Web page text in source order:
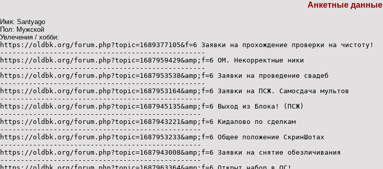
Анкетные данные
Имя: Santyago
Пол: Мужской
Увлечения / хобби:
https://oldbk.org/forum.php?topic=1689377105&f=6 Заявки на прохождение проверки на чистоту!
--------------------------------------------------
https://oldbk.org/forum.php?topic=1687959429&amp;f=6 ОМ. Некорректные ники
--------------------------------------------------
https://oldbk.org/forum.php?topic=1687953538&amp;f=6 Заявки на проведение свадеб
--------------------------------------------------
https://oldbk.org/forum.php?topic=1687953164&amp;f=6 Заявки на ПСЖ. Самосдача мультов
-------------------------------------------------
https://oldbk.org/forum.php?topic=1687945135&amp;f=6 Выход из Блока! (ПСЖ)
-------------------------------------------------
https://oldbk.org/forum.php?topic=1687943221&amp;f=6 Кидалово по сделкам
-------------------------------------------------
https://oldbk.org/forum.php?topic=1687953233&amp;f=6 Общее положение СкринШотах
-------------------------------------------------
https://oldbk.org/forum.php?topic=1687943008&amp;f=6 Заявки на снятие обезличивания
-------------------------------------------------